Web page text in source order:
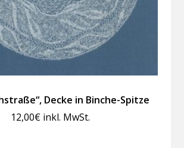
Decke in Binche-Spitze
12,00€ inkl. MwSt.